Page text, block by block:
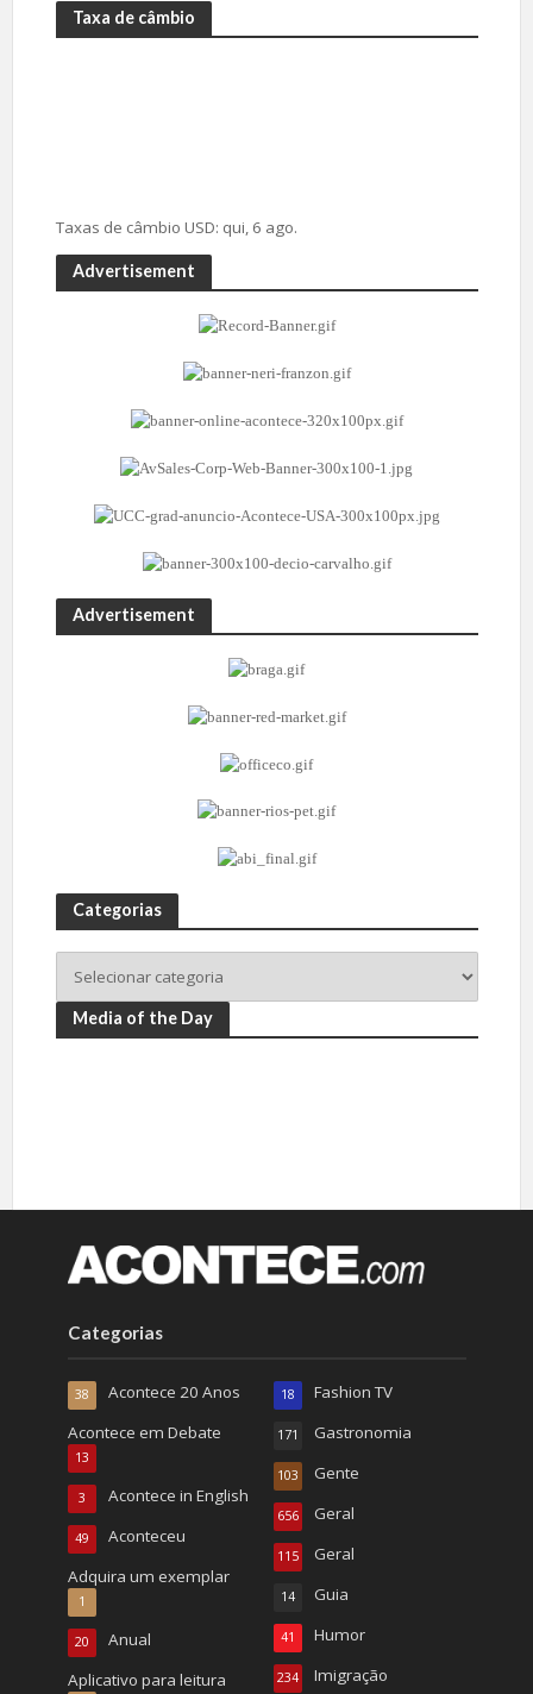
Taxa de câmbio
Taxas de câmbio USD: qui, 6 ago.
Advertisement
Advertisement
Categorias
Media of the Day
Categorias
Acontece 20 Anos
38
Acontece em Debate
13
Acontece in English
3
Aconteceu
49
Adquira um exemplar
1
Anual
20
Aplicativo para leitura
Fashion TV
18
Gastronomia
171
Gente
103
Geral
656
Geral
115
Guia
14
Humor
41
Imigração
234